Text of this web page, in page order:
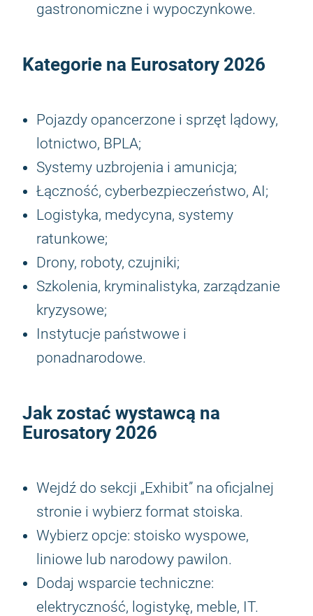
gastronomiczne i wypoczynkowe.
Kategorie na Eurosatory 2026
Pojazdy opancerzone i sprzęt lądowy,
lotnictwo, BPLA;
Systemy uzbrojenia i amunicja;
Łączność, cyberbezpieczeństwo, AI;
Logistyka, medycyna, systemy
ratunkowe;
Drony, roboty, czujniki;
Szkolenia, kryminalistyka, zarządzanie
kryzysowe;
Instytucje państwowe i
ponadnarodowe.
Jak zostać wystawcą na
Eurosatory 2026
Wejdź do sekcji „Exhibit” na oficjalnej
stronie i wybierz format stoiska.
Wybierz opcje: stoisko wyspowe,
liniowe lub narodowy pawilon.
Dodaj wsparcie techniczne:
elektryczność, logistykę, meble, IT.